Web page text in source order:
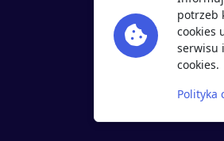
+48 518 637 436
NIP: 9452235137
potrzeb
cookies
serwisu
cookies.
Polityka